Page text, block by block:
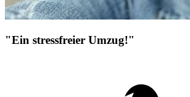
"Ein stressfreier Umzug!"